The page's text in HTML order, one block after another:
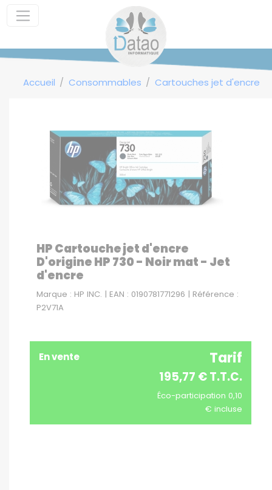
Accueil Consommables Cartouches jet d'encre
HP Cartouche jet d'encre
D'origine HP 730 - Noir mat - Jet
d'encre
Marque : HP INC. | EAN : 0190781771296 | Référence :
P2V71A
En vente Tarif
195,77 € T.T.C.
Éco-participation 0,10
€ incluse
Panneau de gestion des cookies